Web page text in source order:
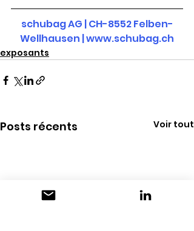
schubag AG | CH-8552 Felben-
Wellhausen |www.schubag.ch
exposants
Posts récents Voir tout